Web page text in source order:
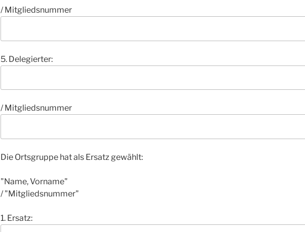
/ Mitgliedsnummer
5. Delegierter:
/ Mitgliedsnummer
Die Ortsgruppe hat als Ersatz gewählt:
"Name, Vorname"
/ "Mitgliedsnummer"
1. Ersatz: